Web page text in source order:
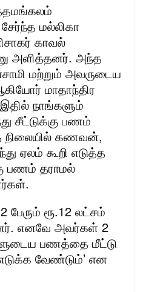
மல்லிகா
காவல்
அளித்தனர். அந்த
மற்றும் அவருடைய
மாதாந்திர
நாங்களும்
சீட்டுக்கு பணம்
நிலையில் கணவன்,
ஏலம் கூறி எடுத்த
பணம் தராமல்
ரூ.12 லட்சம்
எனவே அவர்கள் 2
பணத்தை மீட்டு
வேண்டும்’ என